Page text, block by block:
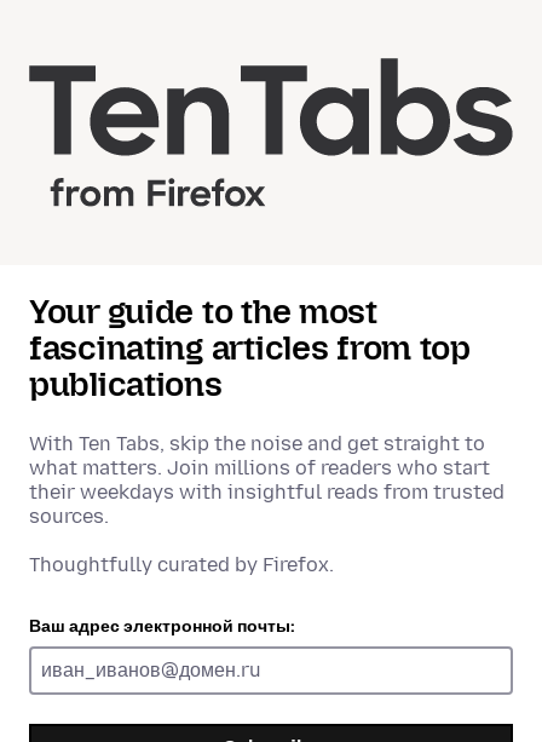
Your guide to the most
fascinating articles from top
publications
With Ten Tabs, skip the noise and get straight to
what matters. Join millions of readers who start
their weekdays with insightful reads from trusted
sources.
Thoughtfully curated by Firefox.
Ваш адрес электронной почты: